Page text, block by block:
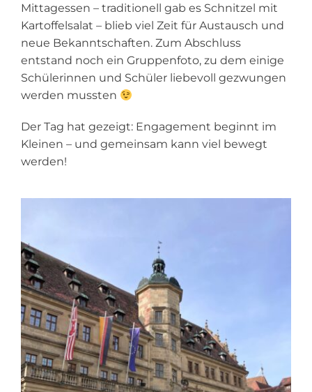
Mittagessen – traditionell gab es Schnitzel mit
Kartoffelsalat – blieb viel Zeit für Austausch und
neue Bekanntschaften. Zum Abschluss
entstand noch ein Gruppenfoto, zu dem einige
Schülerinnen und Schüler liebevoll gezwungen
werden mussten
Der Tag hat gezeigt: Engagement beginnt im
Kleinen – und gemeinsam kann viel bewegt
werden!